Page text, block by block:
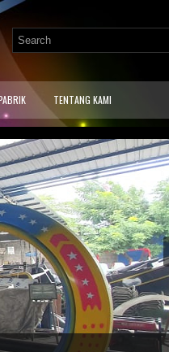
Surabaya, Pabrik Mainan
Wisata, Produsen Mainan
Produsen Mainan.
TENTANG KAMI